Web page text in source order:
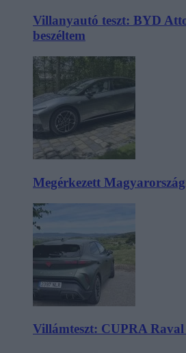
Villanyautó teszt: BYD
beszéltem
Megérkezett
Villámteszt: CUPRA Raval